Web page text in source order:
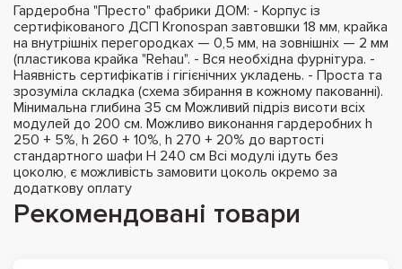
Гардеробна "Престо" фабрики ДОМ: - Корпус із
сертифікованого ДСП Kronospan завтовшки 18 мм, крайка
на внутрішніх перегородках — 0,5 мм, на зовнішніх — 2 мм
(пластикова крайка "Rehau". - Вся необхідна фурнітура. -
Наявність сертифікатів і гігієнічних укладень. - Проста та
зрозуміла складка (схема збирання в кожному пакованні).
Мінимальна глибина 35 см Можливий підріз висоти всіх
модулей до 200 см. Можливо виконання гардеробних h
250 + 5%, h 260 + 10%, h 270 + 20% до вартості
стандартного шафи H 240 см Всі модулі ідуть без
цоколю, є можливість замовити цоколь окремо за
додаткову оплату
Рекомендовані товари